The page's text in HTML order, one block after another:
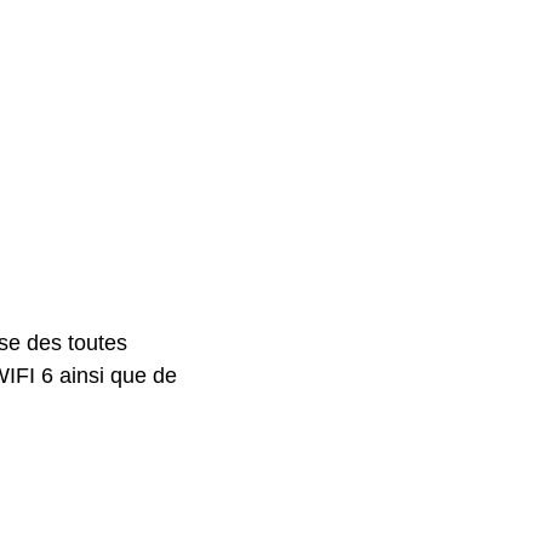
des toutes
6 ainsi que de